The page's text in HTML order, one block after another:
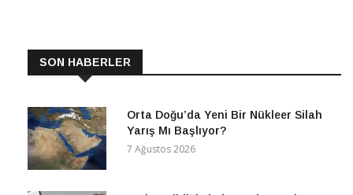
SON HABERLER
Orta Doğu’da Yeni Bir Nükleer Silah
Yarış Mı Başlıyor?
7 Ağustos 2026